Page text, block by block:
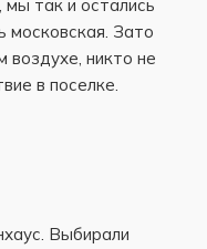
так и остались
московская. Зато
никто не
в поселке.
Выбирали